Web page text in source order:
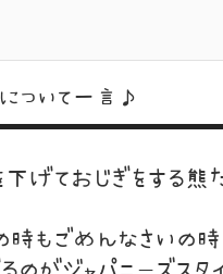
ついて一言♪
下げておじぎをする熊
時もごめんなさいの時
のがジャパニーズスタ